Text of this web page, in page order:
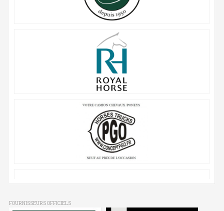
FOURNISSEURS OFFICIELS